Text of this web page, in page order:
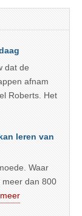
dat de
afnam
Roberts. Het
leren van
Waar
meer dan 800